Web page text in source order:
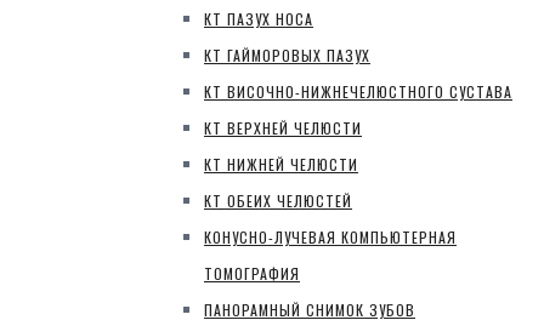
КТ ПАЗУХ НОСА
КТ ГАЙМОРОВЫХ ПАЗУХ
КТ ВИСОЧНО-НИЖНЕЧЕЛЮСТНОГО СУСТАВА
КТ ВЕРХНЕЙ ЧЕЛЮСТИ
КТ НИЖНЕЙ ЧЕЛЮСТИ
КТ ОБЕИХ ЧЕЛЮСТЕЙ
КОНУСНО-ЛУЧЕВАЯ КОМПЬЮТЕРНАЯ
ТОМОГРАФИЯ
ПАНОРАМНЫЙ СНИМОК ЗУБОВ